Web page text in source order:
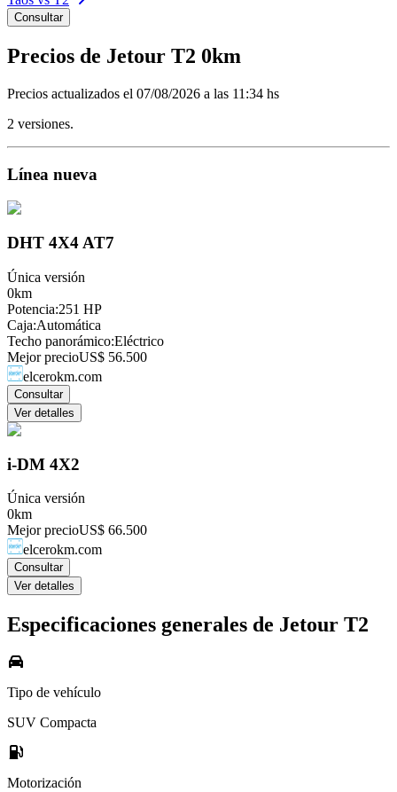
Consultar
Precios de Jetour T2 0km
Precios actualizados el 07/08/2026 a las 11:34 hs
2 versiones.
Línea nueva
DHT 4X4 AT7
Única versión
0km
Potencia:251 HP
Caja:Automática
Techo panorámico:Eléctrico
Mejor precioUS$ 56.500
elcerokm.com
Consultar
Ver detalles
i-DM 4X2
Única versión
0km
Mejor precioUS$ 66.500
elcerokm.com
Consultar
Ver detalles
Especificaciones generales de Jetour T2
Tipo de vehículo
SUV Compacta
Motorización